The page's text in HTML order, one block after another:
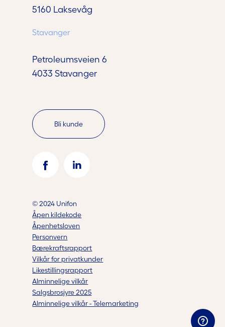
5160 Laksevåg
Stavanger
Petroleumsveien 6
4033 Stavanger
Bli kunde
© 2024 Unifon
Åpen kildekode
Åpenhetsloven
Personvern
Bærekraftsrapport
Vilkår for privatkunder
Likestillingsrapport
Alminnelige vilkår
Salgsbrosjyre 2025
Alminnelige vilkår - Telemarketing